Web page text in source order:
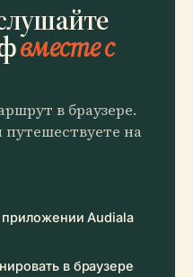
вместе с
в браузере.
на
приложении Audiala
в браузере